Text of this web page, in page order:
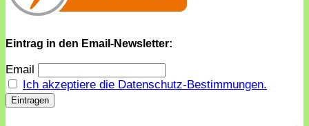
Eintrag in den Email-Newsletter:
Email
Ich akzeptiere die Datenschutz-Bestimmungen.